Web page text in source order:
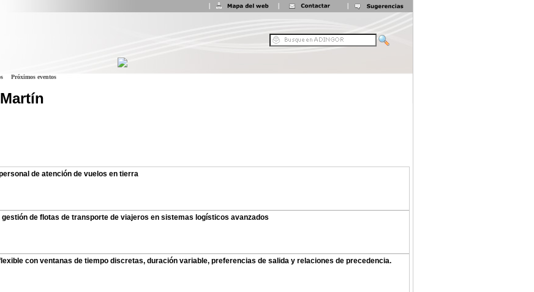
Próximos eventos
de atención de vuelos en tierra
de flotas de transporte de viajeros en sistemas logísticos avanzados
con ventanas de tiempo discretas, duración variable, preferencias de salida y relaciones de precedencia.